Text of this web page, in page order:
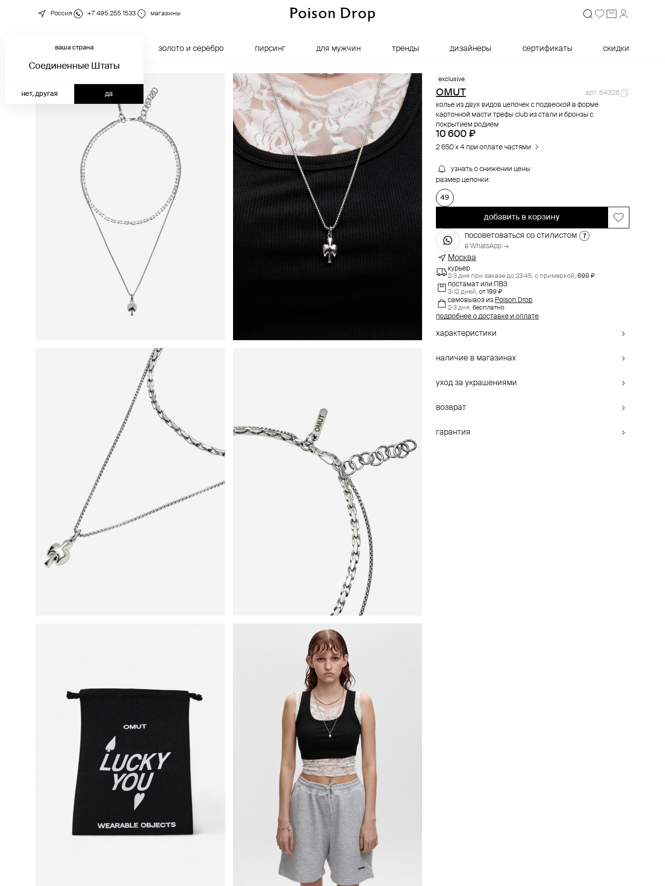
Россия +7 495 255 1533 магазины
новинки золото и серебро пирсинг для мужчин тренды дизайнеры сертификаты скидки
ваша страна
Соединенные Штаты
да
нет, другая
exclusive
OMUT
арт. 64326
колье из двух видов цепочек с подвеской в форме
карточной масти трефы club из стали и бронзы с
покрытием родием
10 600 ₽
2 650 x 4 при оплате частями
узнать о снижении цены
размер цепочки:
49
добавить в корзину
посоветоваться со стилистом
в WhatsApp →
Москва
курьер
2-3 дня при заказе до 23:45,с примеркой, 699 ₽
постамат или ПВЗ
3-12 дней,от 199 ₽
самовывоз из Poison Drop
2-3 дня,бесплатно
подробнее о доставке и оплате
характеристики
наличие в магазинах
уход за украшениями
возврат
гарантия